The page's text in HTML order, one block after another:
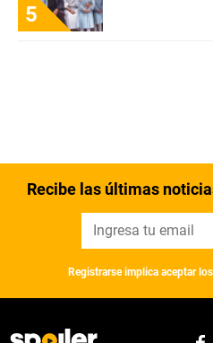
5
Recibe las últimas
Registrarse implica aceptar los